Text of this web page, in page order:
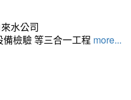
水公司
檢驗 等三合一工程 more...